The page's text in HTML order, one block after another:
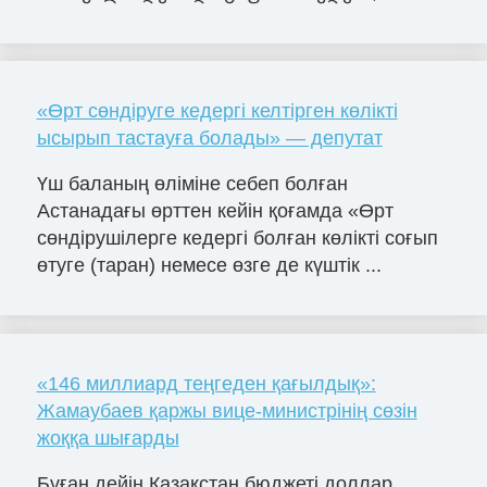
«Өрт сөндіруге кедергі келтірген көлікті
ысырып тастауға болады» — депутат
Үш баланың өліміне себеп болған
Астанадағы өрттен кейін қоғамда «Өрт
сөндірушілерге кедергі болған көлікті соғып
өтуге (таран) немесе өзге де күштік ...
«146 миллиард теңгеден қағылдық»:
Жамаубаев қаржы вице-министрінің сөзін
жоққа шығарды